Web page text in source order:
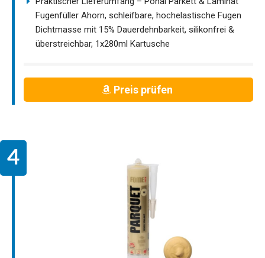
Fugenfüller Ahorn, schleifbare, hochelastische Fugen
Dichtmasse mit 15% Dauerdehnbarkeit, silikonfrei &
überstreichbar, 1x280ml Kartusche
Preis prüfen